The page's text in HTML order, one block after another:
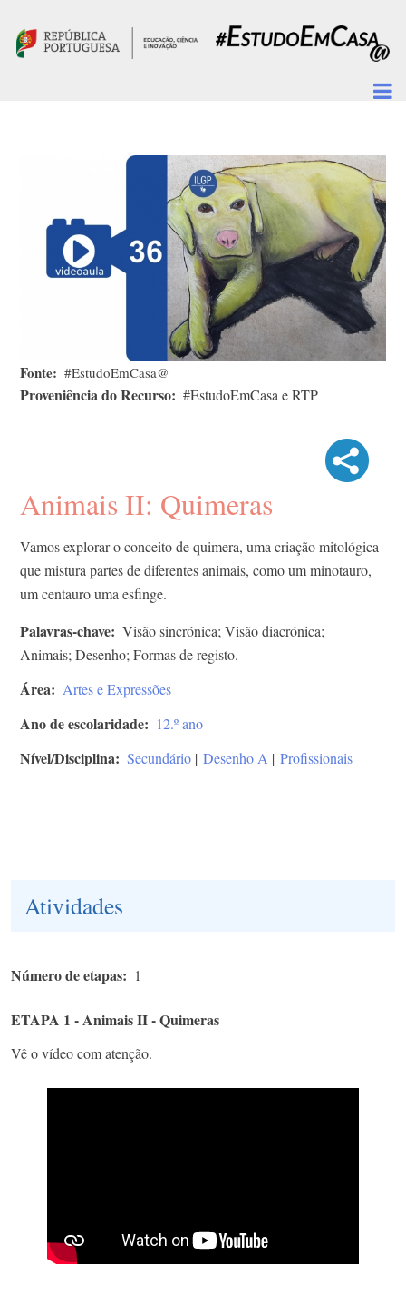
Fonte #EstudoEmCasa@
Proveniência do Recurso #EstudoEmCasa e RTP
Animais II: Quimeras
Vamos explorar o conceito de quimera, uma criação mitológica
que mistura partes de diferentes animais, como um minotauro,
um centauro uma esfinge.
Palavras-chave
Visão sincrónica; Visão diacrónica;
Animais; Desenho; Formas de registo.
Área Artes e Expressões
Ano de escolaridade 12.º ano
Nível/Disciplina Secundário | Desenho A | Profissionais
Atividades
Número de etapas 1
ETAPA 1 - Animais II - Quimeras
Vê o vídeo com atenção.